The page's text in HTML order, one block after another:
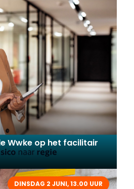
Wwke op het facilitair
DINSDAG 2 JUNI, 13.00 UUR